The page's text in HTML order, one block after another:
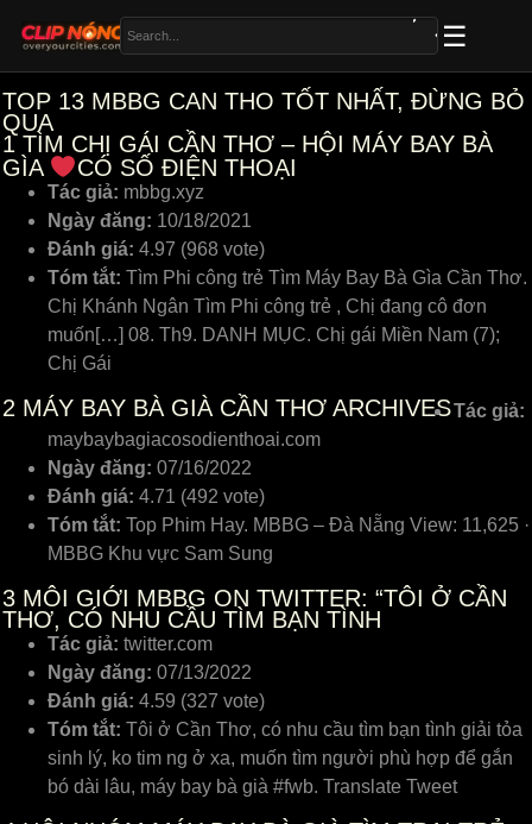
TOP 13 MBBG CAN THO TỐT NHẤT, ĐỪNG BỎ
QUA
1TÌM CHỊ GÁI CẦN THƠ – HỘI MÁY BAY BÀ
GÌA
CÓ SỐ ĐIỆN THOẠI
Tác giả: mbbg.xyz
Ngày đăng: 10/18/2021
Đánh giá: 4.97 (968 vote)
Tóm tắt: Tìm Phi công trẻ Tìm Máy Bay Bà Gìa Cần Thơ.
Chị Khánh Ngân Tìm Phi công trẻ , Chị đang cô đơn
muốn[…] 08. Th9. DANH MỤC. Chị gái Miền Nam (7);
Chị Gái
2 MÁY BAY BÀ GIÀ CẦN THƠ ARCHIVESTác giả:
maybaybagiacosodienthoai.com
Ngày đăng: 07/16/2022
Đánh giá: 4.71 (492 vote)
Tóm tắt: Top Phim Hay. MBBG – Đà Nẵng View: 11,625 ·
MBBG Khu vực Sam Sung
3 MÔI GIỚI MBBG ON TWITTER: “TÔI Ở CẦN
THƠ, CÓ NHU CẦU TÌM BẠN TÌNH
Tác giả: twitter.com
Ngày đăng: 07/13/2022
Đánh giá: 4.59 (327 vote)
Tóm tắt: Tôi ở Cần Thơ, có nhu cầu tìm bạn tình giải tỏa
sinh lý, ko tim ng ở xa, muốn tìm người phù hợp để gắn
bó dài lâu, máy bay bà già #fwb. Translate Tweet